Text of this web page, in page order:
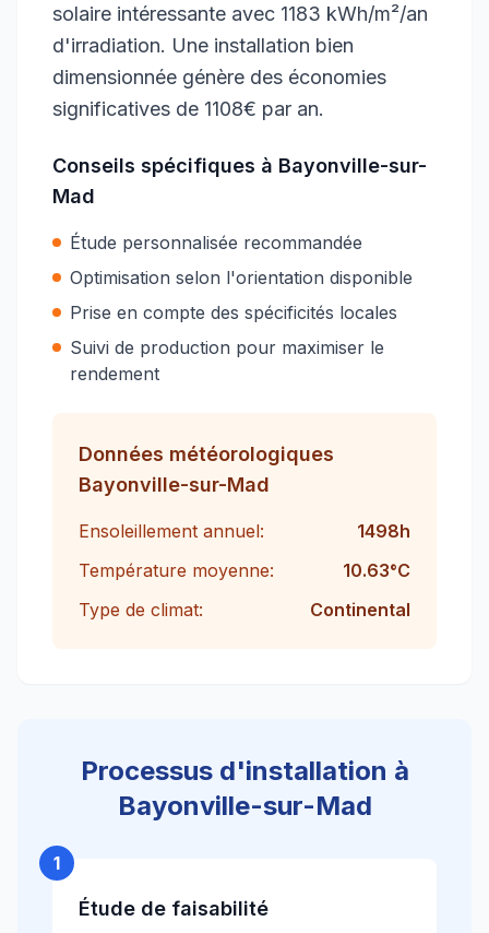
solaire intéressante avec 1183 kWh/m²/an
d'irradiation. Une installation bien
dimensionnée génère des économies
significatives de 1108€ par an.
Conseils spécifiques à Bayonville-sur-
Mad
Étude personnalisée recommandée
Optimisation selon l'orientation disponible
Prise en compte des spécificités locales
Suivi de production pour maximiser le
rendement
Données météorologiques
Bayonville-sur-Mad
Ensoleillement annuel: 1498h
Température moyenne:
10.63°C
Type de climat:
Continental
Processus d'installation à
Bayonville-sur-Mad
1
Étude de faisabilité